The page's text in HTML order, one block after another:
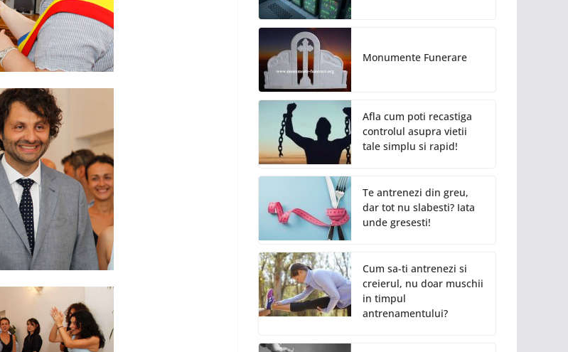
Monumente Funerare
Afla cum poti recastiga
controlul asupra vietii
tale simplu si rapid!
Te antrenezi din greu,
dar tot nu slabesti? Iata
unde gresesti!
Cum sa-ti antrenezi si
creierul, nu doar muschii
in timpul
antrenamentului?